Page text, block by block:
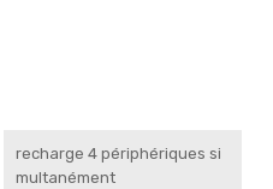
recharge 4 périphériques si
multanément